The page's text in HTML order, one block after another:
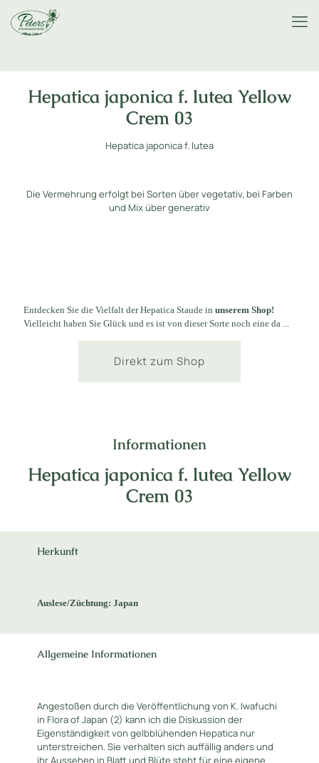
Hepatica japonica f. lutea Yellow
Crem 03
Hepatica japonica f. lutea
Die Vermehrung erfolgt bei Sorten über vegetativ, bei Farben
und Mix über generativ
Entdecken Sie die Vielfalt der Hepatica Staude in unserem Shop!
Vielleicht haben Sie Glück und es ist von dieser Sorte noch eine da ...
Direkt zum Shop
Informationen
Hepatica japonica f. lutea Yellow
Crem 03
Herkunft
Auslese/Züchtung: Japan
Allgemeine Informationen
Angestoßen durch die Veröffentlichung von K. Iwafuchi
in Flora of Japan (2) kann ich die Diskussion der
Eigenständigkeit von gelbblühenden Hepatica nur
unterstreichen. Sie verhalten sich auffällig anders und
ihr Aussehen in Blatt und Blüte steht für eine eigene